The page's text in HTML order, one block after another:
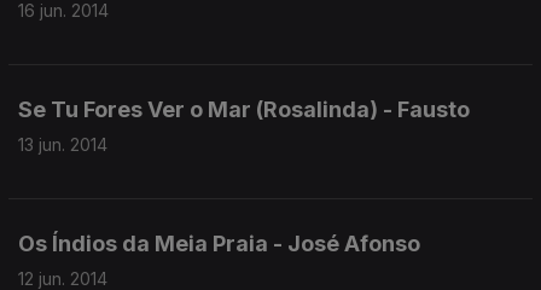
16 jun. 2014
Se Tu Fores Ver o Mar (Rosalinda) - Fausto
13 jun. 2014
Os Índios da Meia Praia - José Afonso
12 jun. 2014